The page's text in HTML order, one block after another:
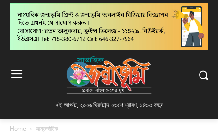
৭ই আগস্ট, ২০২৬ খ্রিস্টাব্দ, ২৩শে শ্রাবণ, ১৪৩৩ বঙ্গাব্দ
Home আন্তর্জাতিক